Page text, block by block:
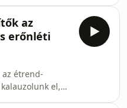
és az
menjen. Hahogyan
kizárólag
eredetű
a
és étrend-
támogatják a
megvizsgáljuk a
az
erőnléti
az étrend-
el,